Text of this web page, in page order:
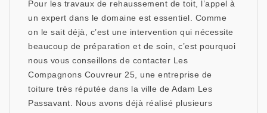
Pour les travaux de rehaussement de toit, l’appel à
un expert dans le domaine est essentiel. Comme
on le sait déjà, c’est une intervention qui nécessite
beaucoup de préparation et de soin, c’est pourquoi
nous vous conseillons de contacter Les
Compagnons Couvreur 25, une entreprise de
toiture très réputée dans la ville de Adam Les
Passavant. Nous avons déjà réalisé plusieurs